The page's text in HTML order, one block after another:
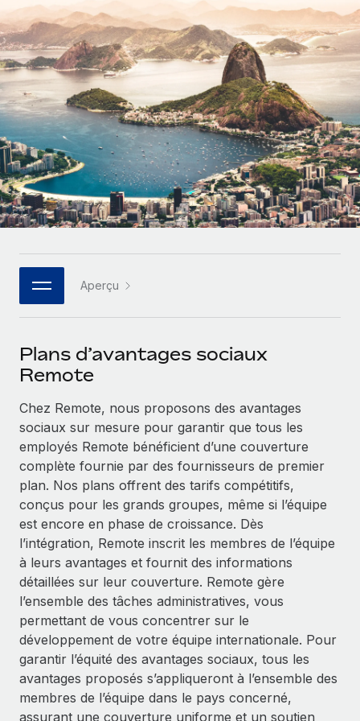
Gestion des freelances
Intégrez et gérez vos freelances partout dans le monde
PEO
Sous-traitez les opérations complexes liées à l’emploi
INFRASTRUCTURE
Intégration Remote
Intégrez vos RH aux flux de travail en toute simplicité
Plateforme
Des fonctions RH clés intégrées pour votre équipe
Connectez n'importe quel outil d’IA à Remote grâce à
notre MCP
Rationalisez vos processus avec des outils essentiels
SERVICES
Demandez aux experts
Recevez des conseils d’experts sur les RH à
l’international et la conformité
Contrôles d’antécédents
Simplifiez vos processus de présélection des
candidats
Remote Watchtower
Gardez un temps d’avance sur les risques en
matière de conformité
Gestion des appareils
Achetez et suivez vos équipements informatiques
dans le monde entier
Comparer Remote
Examinez notre service par rapport aux autres
CROISSANCE
Start-ups
Des solutions agiles et internationales pour les RH et la
paie des entreprises en pleine croissance
Entreprises intermédiaires
Développez vos équipes avec des solutions RH sur
mesure
Entreprise
Les RH à l’international pour les grandes entreprises
Partenaires stratégiques de la tech
Intégrez les RH à l’international de manière flexible
Devenir partenaire
Explorez avec nous vos opportunités de partenariat
Remote Build
Bientôt disponible
Conseil en intégrations et automatisations assistées par
ÉTUDES DE CAS
pays
Calculateur de paiement des freelances
Découvrez les devises disponibles et les vitesses de
paiement pour vos freelances internationaux
APPRENDRE AVEC REMOTE
Recherche et guides
Études de cas
Checklists et modèles
Descriptions de postes
Événements
Données sur les salaires et les talents
Centre de ressources
Obtenir de l’aide
Voir toutes les ressources
BLOG
Paie multipays
EOR et PEO
Gestion des freelances
Nederlands
Français
Deutsch
Español
Italiano
Português (Portugal)
日本語
한국어
Connexion
Aperçu
Plans d’avantages sociaux
Remote
Chez Remote, nous proposons des avantages
sociaux sur mesure pour garantir que tous les
employés Remote bénéficient d’une couverture
complète fournie par des fournisseurs de premier
plan. Nos plans offrent des tarifs compétitifs,
conçus pour les grands groupes, même si l’équipe
est encore en phase de croissance. Dès
l’intégration, Remote inscrit les membres de l’équipe
à leurs avantages et fournit des informations
détaillées sur leur couverture. Remote gère
l’ensemble des tâches administratives, vous
permettant de vous concentrer sur le
développement de votre équipe internationale. Pour
garantir l’équité des avantages sociaux, tous les
avantages proposés s’appliqueront à l’ensemble des
membres de l’équipe dans le pays concerné,
assurant une couverture uniforme et un soutien